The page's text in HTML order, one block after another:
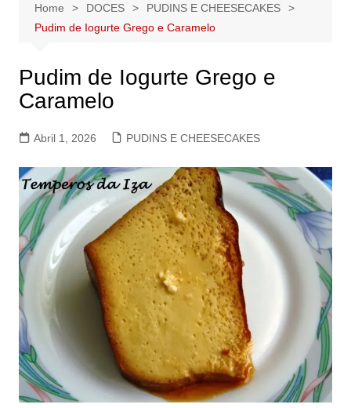
Home DOCES
PUDINS E CHEESECAKES
Pudim de Iogurte Grego e Caramelo
Pudim de Iogurte Grego e
Caramelo
Abril 1, 2026 PUDINS E CHEESECAKES